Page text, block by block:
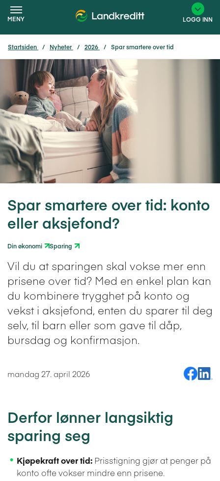
MENY LOGG INN
Startsiden Nyheter 2026 Spar smartere over tid
Spar smartere over tid: konto
eller aksjefond?
Din økonomi Sparing
Vil du at sparingen skal vokse mer enn
prisene over tid? Med en enkel plan kan
du kombinere trygghet på konto og
vekst i aksjefond, enten du sparer til deg
selv, til barn eller som gave til dåp,
bursdag og konfirmasjon.
mandag 27. april 2026 Del på
Del
Derfor lønner langsiktig
sparing seg
Kjøpekraft over tid:Prisstigning gjør at penger på
konto ofte vokser mindre enn prisene.